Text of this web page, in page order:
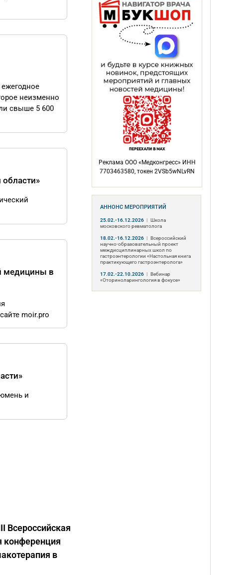
неизменно
свыше 5 600
медицины в
moir.pro
и
Всероссийская
конференция
в
Реклама ООО «Медконгресс» ИНН
7703463580, токен 2VSb5wNLvRN
АННОНС МЕРОПРИЯТИЙ
25.02.-16.12.2026 | Школа
московского ревматолога
18.02.-16.12.2026 | Всероссийский
научно-образовательный проект
междисциплинарных школ по
гастроэнтерологии «Настольная книга
практикующего гастроэнтеролога»
17.02.-22.10.2026 | Вебинар
«Оториноларингология в фокусе»